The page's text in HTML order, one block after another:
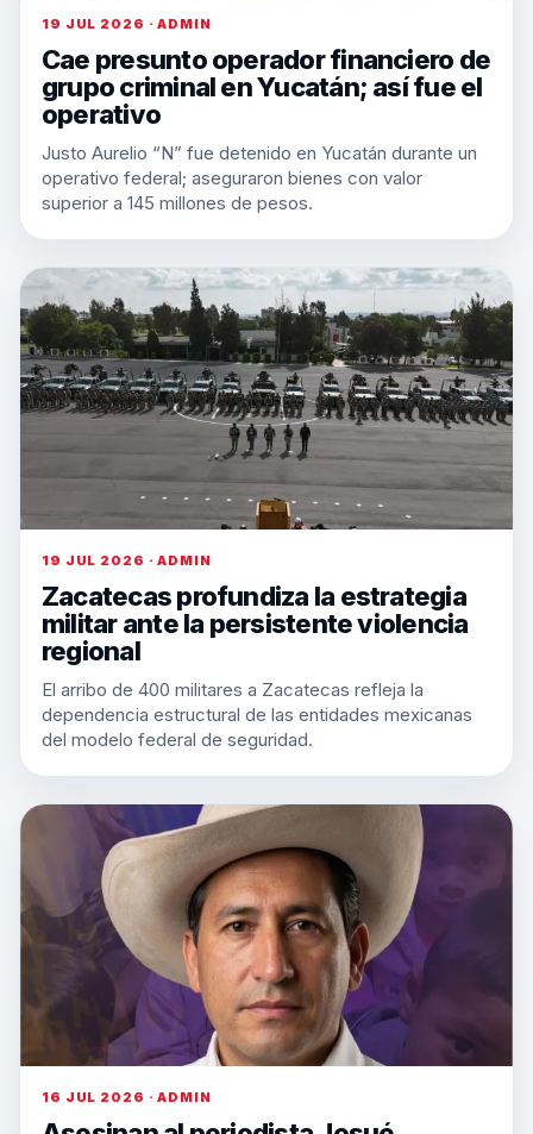
19 JUL 2026 · ADMIN
Cae presunto operador financiero de
grupo criminal en Yucatán; así fue el
operativo
Justo Aurelio “N” fue detenido en Yucatán durante un
operativo federal; aseguraron bienes con valor
superior a 145 millones de pesos.
19 JUL 2026 · ADMIN
Zacatecas profundiza la estrategia
militar ante la persistente violencia
regional
El arribo de 400 militares a Zacatecas refleja la
dependencia estructural de las entidades mexicanas
del modelo federal de seguridad.
16 JUL 2026 · ADMIN